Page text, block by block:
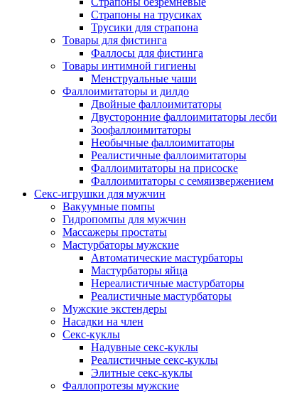
Страпоны на трусиках
Трусики для страпона
Товары для фистинга
Фаллосы для фистинга
Товары интимной гигиены
Менструальные чаши
Фаллоимитаторы и дилдо
Двойные фаллоимитаторы
Двусторонние фаллоимитаторы лесби
Зоофаллоимитаторы
Необычные фаллоимитаторы
Реалистичные фаллоимитаторы
Фаллоимитаторы на присоске
Фаллоимитаторы с семяизвержением
Секс-игрушки для мужчин
Вакуумные помпы
Гидропомпы для мужчин
Массажеры простаты
Мастурбаторы мужские
Автоматические мастурбаторы
Мастурбаторы яйца
Нереалистичные мастурбаторы
Реалистичные мастурбаторы
Мужские экстендеры
Насадки на член
Секс-куклы
Надувные секс-куклы
Реалистичные секс-куклы
Элитные секс-куклы
Фаллопротезы мужские